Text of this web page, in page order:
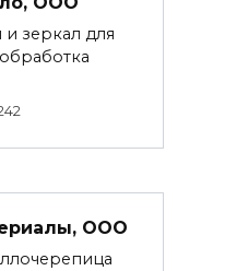
зеркал для
ООО